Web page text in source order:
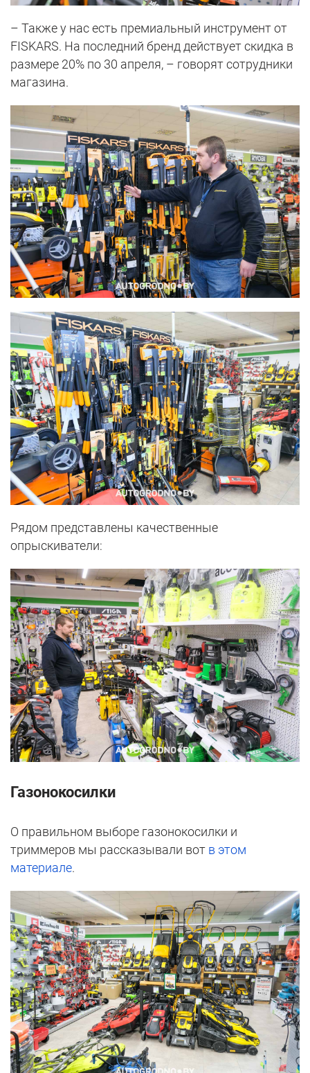
– Также у нас есть премиальный инструмент от
FISKARS. На последний бренд действует скидка в
размере 20% по 30 апреля, – говорят сотрудники
магазина.
Рядом представлены качественные
опрыскиватели:
Газонокосилки
О правильном выборе газонокосилки и
триммеров мы рассказывали вот в этом
материале.